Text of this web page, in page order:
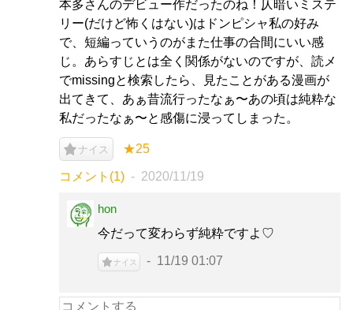
本多さんのデビュー作だったのね！仄暗いミステ
リー(だけど怖くはない)はドンピシャ私の好み
で、短編っていうのがまた仕事の合間にいい感
じ。あらすじとは全く関係がないのですが、読メ
でmissingと検索したら、見たことがある漫画が
出てきて、あぁ昔流行ったなぁ〜あの頃は純粋な
私だったなぁ〜と感傷に浸ってしまった。
ナイス ★25
コメント(1) 2020/11/19
hon
今だって変わらず純粋ですよ♡
ナイス 11/19 01:07